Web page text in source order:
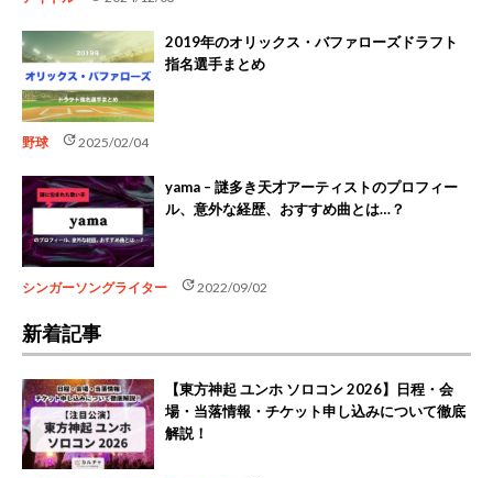
2019年のオリックス・バファローズドラフト
指名選手まとめ
野球 update2025/02/04
yama – 謎多き天才アーティストのプロフィー
ル、意外な経歴、おすすめ曲とは…？
シンガーソングライター update2022/09/02
新着記事
【東方神起 ユンホ ソロコン 2026】日程・会
場・当落情報・チケット申し込みについて徹底
解説！